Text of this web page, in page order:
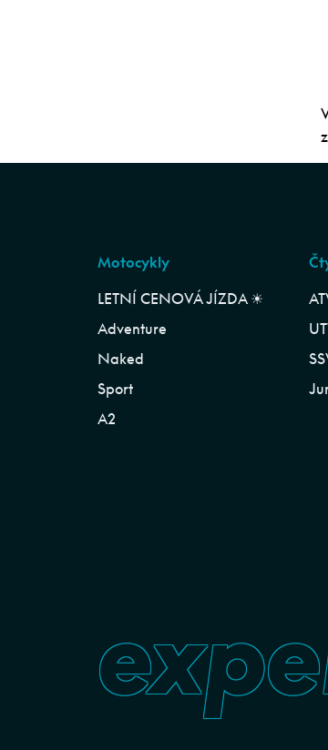
Motocykly
LETNÍ CENOVÁ JÍZDA ☀︎
Adventure
Naked
Sport
A2